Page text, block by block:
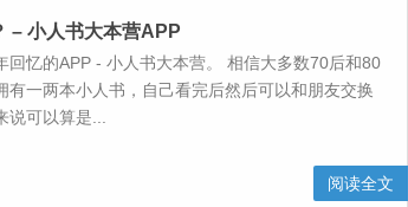
– 小人书大本营APP
回忆的APP - 小人书大本营。 相信大多数70后和80
有一两本小人书，自己看完后然后可以和朋友交换
可以算是...
阅读全文